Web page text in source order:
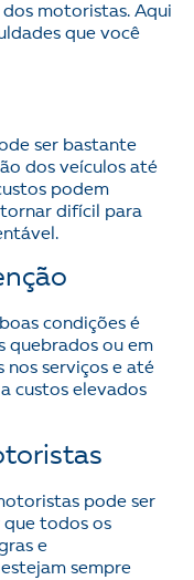
motoristas. Aqui
que você
ser bastante
dos veículos até
podem
tornar difícil para
condições é
quebrados ou em
nos serviços e até
custos elevados
pode ser
todos os
e
sempre